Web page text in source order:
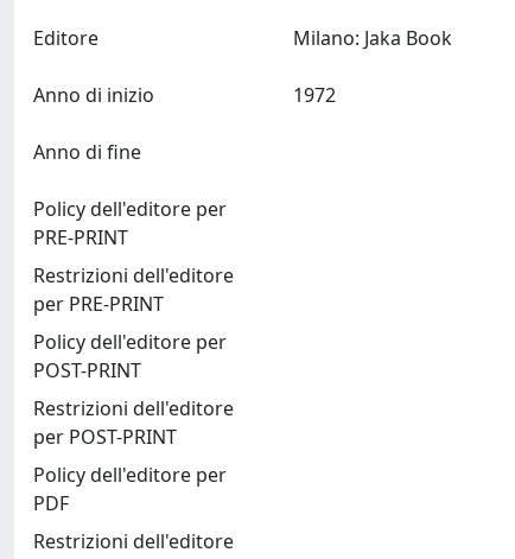
Editore
Anno di inizio
Anno di fine
Policy dell'editore per
PRE-PRINT
Restrizioni dell'editore
per PRE-PRINT
Policy dell'editore per
POST-PRINT
Restrizioni dell'editore
per POST-PRINT
Policy dell'editore per
PDF
Restrizioni dell'editore